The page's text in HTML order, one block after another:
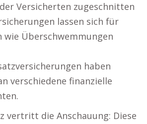
Versicherten zugeschnitten
lassen sich für
wie Überschwemmungen
haben
verschiedene finanzielle
vertritt die Anschauung: Diese